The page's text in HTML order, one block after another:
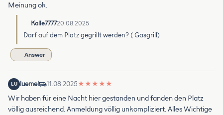
Meinung ok.
Kalle777720.08.2025
Darf auf dem Platz gegrillt werden? ( Gasgrill)
Answer
LU luemel 11.08.2025★ ★ ★ ★ ★
Wir haben für eine Nacht hier gestanden und fanden den Platz
völlig ausreichend. Anmeldung völlig unkompliziert. Alles Wichtige